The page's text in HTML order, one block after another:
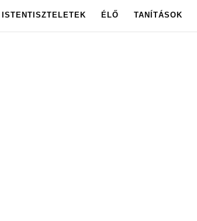
ISTENTISZTELETEK ÉLŐ TANÍTÁSOK